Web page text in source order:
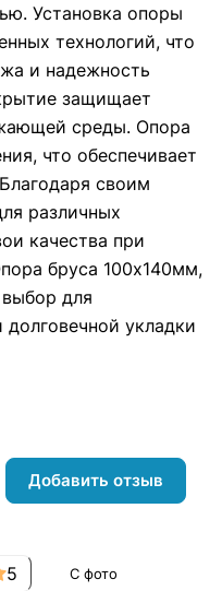
Установка опоры
технологий, что
и надежность
защищает
среды. Опора
что обеспечивает
своим
различных
качества при
бруса 100х140мм,
для
долговечной укладки
5
С фото
Добавить отзыв